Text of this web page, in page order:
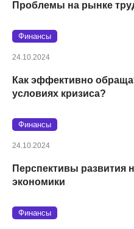
Проблемы на рынке
Финансы
24.10.2024
Как эффективно
условиях кризиса?
Финансы
24.10.2024
Перспективы развития
экономики
Финансы